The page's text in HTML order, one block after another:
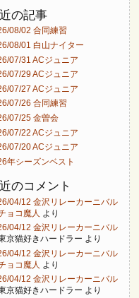
の記事
08/02 合同練習
08/01 白山ナイター
07/31 ACジュニア
07/29 ACジュニア
07/27 ACジュニア
07/26 合同練習
07/25 金曽会
07/22 ACジュニア
07/20 ACジュニア
年シーズンベスト
のコメント
04/12 金沢リレーカーニバル
ョコ魔人
より
04/12 金沢リレーカーニバル
京猫好きハードラー より
04/12 金沢リレーカーニバル
ョコ魔人
より
04/12 金沢リレーカーニバル
京猫好きハードラー より